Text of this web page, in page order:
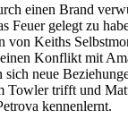
einen Brand
Feuer gelegt zu
von Keiths
Konflikt mit
neue
Towler trifft und
kennenlernt.